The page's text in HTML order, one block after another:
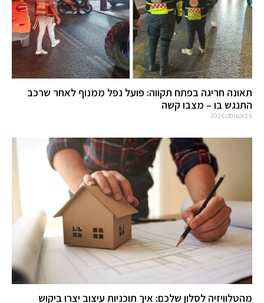
תאונה חריגה בפתח תקווה: פועל נפל ממנוף לאחר שרכב
התנגש בו – מצבו קשה
6 באוגוסט 2026
מהטלוויזיה לסלון שלכם: איך תוכניות עיצוב יצרו ביקוש